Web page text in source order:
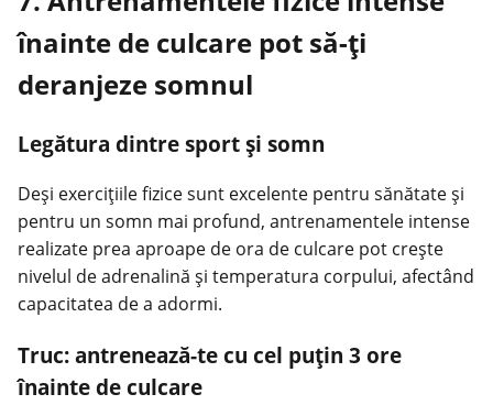
înainte de culcare pot să-ți
deranjeze somnul
Legătura dintre sport și somn
Deși exercițiile fizicesunt excelente pentru sănătate și
pentru un somn mai profund, antrenamentele intense
realizate prea aproape de ora de culcare pot crește
nivelul de adrenalină și temperatura corpului, afectând
capacitatea de a adormi.
Truc: antrenează-te cu cel puțin 3 ore
înainte de culcare